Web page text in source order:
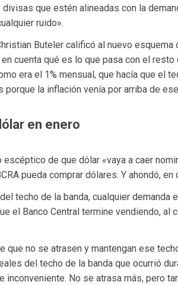
que estén alineadas con la
ruido».
Buteler calificó al nuevo esquema
cuenta qué es lo que pasa con el
era el 1% mensual, que hacía que el
la inflación venía por arriba de
en enero
de que dólar «vaya a caer
pueda comprar dólares. Y ahondó,
techo de la banda, cualquier demanda
el Banco Central termine vendiendo, al
que no se atrasen y mantengan ese
del techo de la banda que ocurrió
No se atrasa más, pero